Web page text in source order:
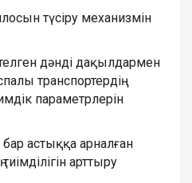
түсіру механизмін
дәнді дақылдармен
транспортердің
параметрлерін
астыққа арналған
арттыру